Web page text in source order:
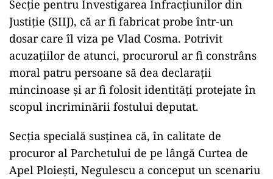
Secție pentru Investigarea Infracțiunilor din
Justiție (SIIJ), că ar fi fabricat probe într-un
dosar care îl viza pe Vlad Cosma. Potrivit
acuzațiilor de atunci, procurorul ar fi constrâns
moral patru persoane să dea declarații
mincinoase și ar fi folosit identități protejate în
scopul incriminării fostului deputat.
Secția specială susținea că, în calitate de
procuror al Parchetului de pe lângă Curtea de
Apel Ploiești, Negulescu a conceput un scenariu